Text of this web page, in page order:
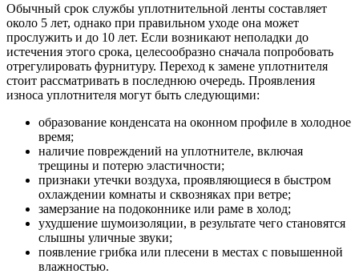
Обычный срок службы уплотнительной ленты составляет
около 5 лет, однако при правильном уходе она может
прослужить и до 10 лет. Если возникают неполадки до
истечения этого срока, целесообразно сначала попробовать
отрегулировать фурнитуру. Переход к замене уплотнителя
стоит рассматривать в последнюю очередь. Проявления
износа уплотнителя могут быть следующими:
образование конденсата на оконном профиле в холодное
время;
наличие повреждений на уплотнителе, включая
трещины и потерю эластичности;
признаки утечки воздуха, проявляющиеся в быстром
охлаждении комнаты и сквозняках при ветре;
замерзание на подоконнике или раме в холод;
ухудшение шумоизоляции, в результате чего становятся
слышны уличные звуки;
появление грибка или плесени в местах с повышенной
влажностью.